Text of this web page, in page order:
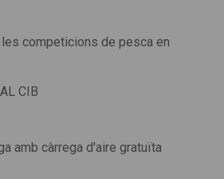
les competicions de pesca en
CIB
amb càrrega d'aire gratuïta